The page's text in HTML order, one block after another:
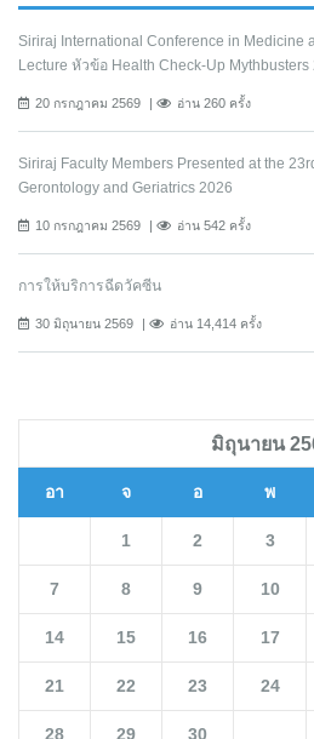
Siriraj International Conference in Medicine
Lecture หัวข้อ Health Check-Up Mythbusters
20 กรกฎาคม 2569 อ่าน 260 ครั้ง
Siriraj Faculty Members Presented at the
Gerontology and Geriatrics 2026
10 กรกฎาคม 2569 อ่าน 542 ครั้ง
การให้บริการฉีดวัคซีน
30 มิถุนายน 2569 อ่าน 14,414 ครั้ง
มิถุนายน
อา จ อ พ
1 2 3
7 8 9 10
14 15 16 17
21 22 23 24
28 29 30